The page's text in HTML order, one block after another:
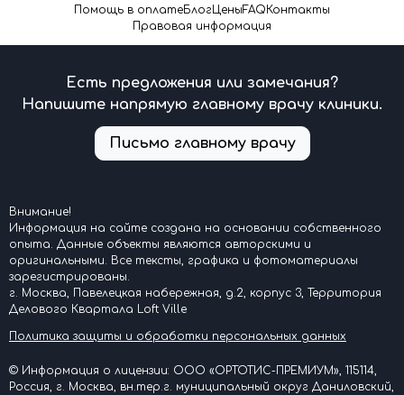
Помощь в оплатеБлогЦеныFAQКонтакты
Правовая информация
Внимание!
Информация на сайте создана на основании собственного
опыта. Данные объекты являются авторскими и
оригинальными. Все тексты, графика и фотоматериалы
зарегистрированы.
г. Москва, Павелецкая набережная, д.2, корпус 3, Территория
Делового Квартала Loft Ville
Политика защиты и обработки персональных данных
© Информация о лицензии: ООО «ОРТОТИС-ПРЕМИУМ», 115114,
Россия, г. Москва, вн.тер.г. муниципальный округ Даниловский,
Есть предложения или замечания?
Напишите напрямую главному врачу клиники.
Письмо главному врачу